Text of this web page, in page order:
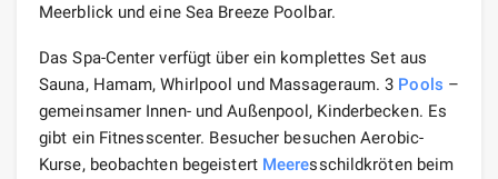
Meerblick und eine Sea Breeze Poolbar.
Das Spa-Center verfügt über ein komplettes Set aus
Sauna, Hamam, Whirlpool und Massageraum. 3 Pools –
gemeinsamer Innen- und Außenpool, Kinderbecken. Es
gibt ein Fitnesscenter. Besucher besuchen Aerobic-
Kurse, beobachten begeistert Meeresschildkröten beim